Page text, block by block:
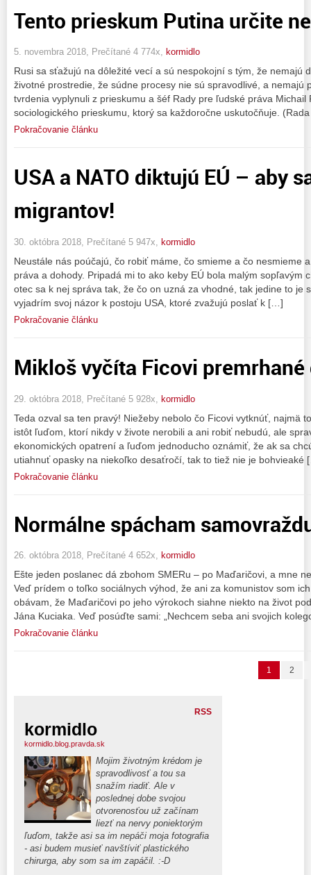
Tento prieskum Putina určite
5. novembra 2018, Prečítané 4 774x, kormidlo
Rusi sa sťažujú na dôležité vecí a sú nespokojní s tým, že nemajú
životné prostredie, že súdne procesy nie sú spravodlivé, a nemajú
tvrdenia vyplynuli z prieskumu a šéf Rady pre ľudské práva Michail
sociologického prieskumu, ktorý sa každoročne uskutočňuje.
Pokračovanie článku
USA a NATO diktujú EÚ – aby
migrantov!
30. októbra 2018, Prečítané 5 947x, kormidlo
Neustále nás poúčajú, čo robiť máme, čo smieme a čo nesmieme
práva a dohody. Pripadá mi to ako keby EÚ bola malým sopľavým
otec sa k nej správa tak, že čo on uzná za vhodné, tak jedine to je
vyjadrím svoj názor k postoju USA, ktoré zvažujú poslať k […]
Pokračovanie článku
Mikloš vyčíta Ficovi premrhané
29. októbra 2018, Prečítané 5 928x, kormidlo
Teda ozval sa ten pravý! Niežeby nebolo čo Ficovi vytknúť, najmä
istôt ľuďom, ktorí nikdy v živote nerobili a ani robiť nebudú, ale
ekonomických opatrení a ľuďom jednoducho oznámiť, že ak sa
utiahnuť opasky na niekoľko desaťročí, tak to tiež nie je bohvieaké
Pokračovanie článku
Normálne spácham
26. októbra 2018, Prečítané 4 652x, kormidlo
Ešte jeden poslanec dá zbohom SMERu – po Maďaričovi, a mne
Veď prídem o toľko sociálnych výhod, že ani za komunistov som
obávam, že Maďaričovi po jeho výrokoch siahne niekto na život
Jána Kuciaka. Veď posúďte sami: „Nechcem seba ani svojich
Pokračovanie článku
1 2
RSS
kormidlo
kormidlo.blog.pravda.sk
Mojim životným krédom je
spravodlivosť a tou sa
snažím riadiť. Ale v
poslednej dobe svojou
otvorenosťou už začínam
liezť na nervy poniektorým
ľuďom, takže asi sa im nepáči moja fotografia
- asi budem musieť navštíviť plastického
chirurga, aby som sa im zapáčil. :-D